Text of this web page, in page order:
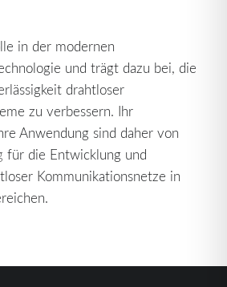
Polarisation eine
in der modernen
und trägt dazu bei, die
drahtloser
zu verbessern. Ihr
Anwendung sind daher von
für die Entwicklung und
Kommunikationsnetze in